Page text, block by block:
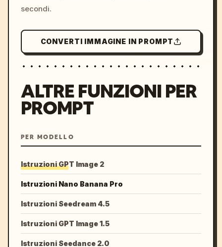
secondi.
CONVERTI IMMAGINE IN PROMPT
ALTRE FUNZIONI PER
PROMPT
PER MODELLO
Istruzioni GPT Image 2
Istruzioni Nano Banana Pro
Istruzioni Seedream 4.5
Istruzioni GPT Image 1.5
Istruzioni Seedance 2.0